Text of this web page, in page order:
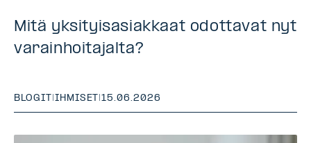
Mitä yksityisasiakkaat odottavat nyt
varainhoitajalta?
BLOGIT IHMISET |15.06.2026